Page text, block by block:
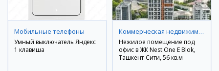
Мобильные телефоны
Умный выключатель Яндекс
1 клавиша
Коммерческая недвижимость
Нежилое помещение под
офис в ЖК Nest One E Blok,
Ташкент-Сити, 56 кв.м